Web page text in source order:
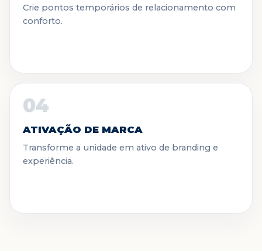
Crie pontos temporários de relacionamento com
conforto.
04
ATIVAÇÃO DE MARCA
Transforme a unidade em ativo de branding e
experiência.